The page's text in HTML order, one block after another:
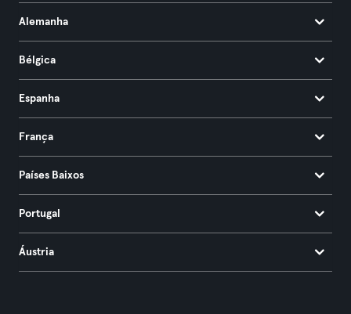
Alemanha
Bélgica
Espanha
França
Países Baixos
Portugal
Áustria